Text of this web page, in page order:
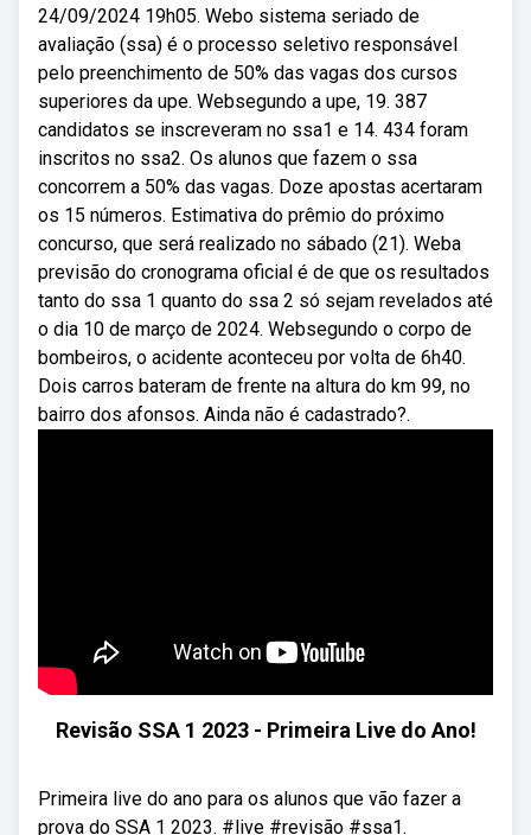
24/09/2024 19h05. Webo sistema seriado de
avaliação (ssa) é o processo seletivo responsável
pelo preenchimento de 50% das vagas dos cursos
superiores da upe. Websegundo a upe, 19. 387
candidatos se inscreveram no ssa1 e 14. 434 foram
inscritos no ssa2. Os alunos que fazem o ssa
concorrem a 50% das vagas. Doze apostas acertaram
os 15 números. Estimativa do prêmio do próximo
concurso, que será realizado no sábado (21). Weba
previsão do cronograma oficial é de que os resultados
tanto do ssa 1 quanto do ssa 2 só sejam revelados até
o dia 10 de março de 2024. Websegundo o corpo de
bombeiros, o acidente aconteceu por volta de 6h40.
Dois carros bateram de frente na altura do km 99, no
bairro dos afonsos. Ainda não é cadastrado?.
Revisão SSA 1 2023 - Primeira Live do Ano!
Primeira live do ano para os alunos que vão fazer a
prova do SSA 1 2023. #live #revisão #ssa1.